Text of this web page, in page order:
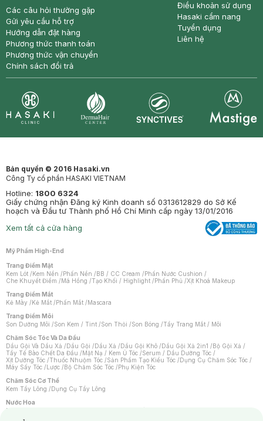
Các câu hỏi thường gặp
Gửi yêu cầu hỗ trợ
Hướng dẫn đặt hàng
Phương thức thanh toán
Phương thức vận chuyển
Chính sách đổi trả
Điều khoản sử dụng
Hasaki cẩm nang
Tuyển dụng
Liên hệ
Bản quyền © 2016 Hasaki.vn
Công Ty cổ phần HASAKI VIETNAM
Hotline: 1800 6324
Giấy chứng nhận Đăng ký Kinh doanh số 0313612829 do Sở Kế
hoạch và Đầu tư Thành phố Hồ Chí Minh cấp ngày 13/01/2016
Xem tất cả cửa hàng
Mỹ Phẩm High-End
Trang Điểm Mặt
Kem Lót /Kem Nền /Phấn Nền /BB / CC Cream /Phấn Nước Cushion /
Che Khuyết Điểm /Má Hồng /Tạo Khối / Highlight /Phấn Phủ /Xịt Khoá Makeup
Trang Điểm Mắt
Kẻ Mày /Kẻ Mắt /Phấn Mắt /Mascara
Trang Điểm Môi
Son Dưỡng Môi /Son Kem / Tint /Son Thỏi /Son Bóng /Tẩy Trang Mắt / Môi
Chăm Sóc Tóc Và Da Đầu
Dầu Gội Và Dầu Xả /Dầu Gội /Dầu Xả /Dầu Gội Khô /Dầu Gội Xả 2in1 /Bộ Gội Xả /
Tẩy Tế Bào Chết Da Đầu /Mặt Nạ / Kem Ủ Tóc /Serum / Dầu Dưỡng Tóc /
Xịt Dưỡng Tóc /Thuốc Nhuộm Tóc /Sản Phẩm Tạo Kiểu Tóc /Dụng Cụ Chăm Sóc Tóc /
Máy Sấy Tóc /Lược /Bộ Chăm Sóc Tóc /Phụ Kiện Tóc
Chăm Sóc Cơ Thể
Kem Tẩy Lông /Dụng Cụ Tẩy Lông
Nước Hoa
Nước Hoa Nữ